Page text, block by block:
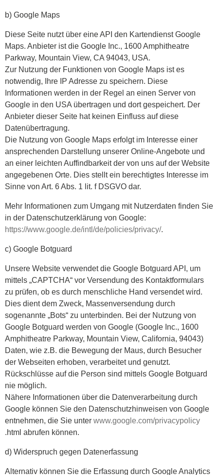
b) Google Maps
Diese Seite nutzt über eine API den Kartendienst Google
Maps. Anbieter ist die Google Inc., 1600 Amphitheatre
Parkway, Mountain View, CA 94043, USA.
Zur Nutzung der Funktionen von Google Maps ist es
notwendig, Ihre IP Adresse zu speichern. Diese
Informationen werden in der Regel an einen Server von
Google in den USA übertragen und dort gespeichert. Der
Anbieter dieser Seite hat keinen Einfluss auf diese
Datenübertragung.
Die Nutzung von Google Maps erfolgt im Interesse einer
ansprechenden Darstellung unserer Online-Angebote und
an einer leichten Auffindbarkeit der von uns auf der Website
angegebenen Orte. Dies stellt ein berechtigtes Interesse im
Sinne von Art. 6 Abs. 1 lit. f DSGVO dar.
Mehr Informationen zum Umgang mit Nutzerdaten finden Sie
in der Datenschutzerklärung von Google:
https://www.google.de/intl/de/policies/privacy/.
c) Google Botguard
Unsere Website verwendet die Google Botguard API, um
mittels „CAPTCHA“ vor Versendung des Kontaktformulars
zu prüfen, ob es durch menschliche Hand versendet wird.
Dies dient dem Zweck, Massenversendung durch
sogenannte „Bots“ zu unterbinden. Bei der Nutzung von
Google Botguard werden von Google (Google Inc., 1600
Amphitheatre Parkway, Mountain View, California, 94043)
Daten, wie z.B. die Bewegung der Maus, durch Besucher
der Webseiten erhoben, verarbeitet und genutzt.
Rückschlüsse auf die Person sind mittels Google Botguard
nie möglich.
Nähere Informationen über die Datenverarbeitung durch
Google können Sie den Datenschutzhinweisen von Google
entnehmen, die Sie unter www.google.com/privacypolicy
.html abrufen können.
d) Widerspruch gegen Datenerfassung
Alternativ können Sie die Erfassung durch Google Analytics